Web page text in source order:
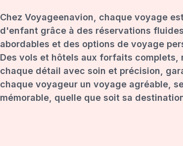
Chez Voyageenavion, chaque voyage
d'enfant grâce à des réservations
abordables et des options de voyage
Des vols et hôtels aux forfaits complets,
chaque détail avec soin et précision,
chaque voyageur un voyage agréable,
mémorable, quelle que soit sa